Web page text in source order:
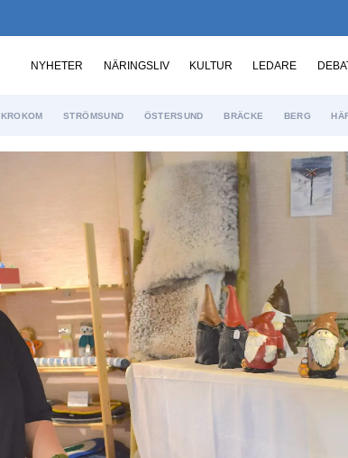
NYHETER NÄRINGSLIV KULTUR LEDARE
KROKOM STRÖMSUND ÖSTERSUND BRÄCKE BERG